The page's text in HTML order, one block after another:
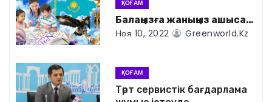
а
ц
и
я
ҚОҒАМ
Балаңызға жаныңыз ашыса…
Ноя 10, 2022 Greenworld.kz
ҚОҒАМ
Төрт сервистік бағдарлама